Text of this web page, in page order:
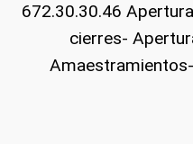
672.30.30.46
cierres-